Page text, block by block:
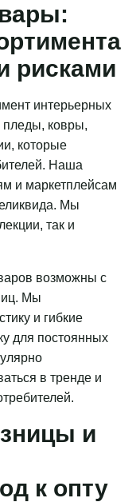
рисками
интерьерных
пледы, ковры,
которые
Наша
и маркетплейсам
Мы
так и
возможны с
Мы
и гибкие
для постоянных
в тренде и
и
к опту